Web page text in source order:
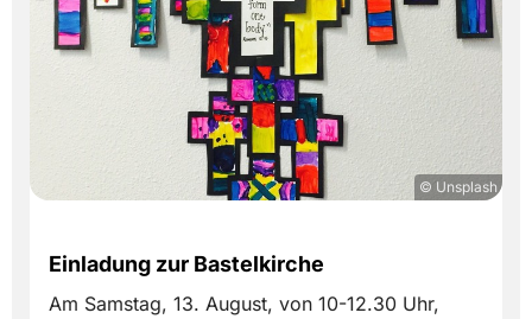
© Unsplash
Einladung zur Bastelkirche
Am Samstag, 13. August, von 10-12.30 Uhr,